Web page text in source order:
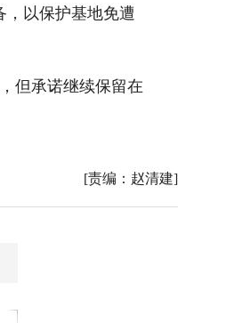
以保护基地免遭
但承诺继续保留在
[责编：赵清建]